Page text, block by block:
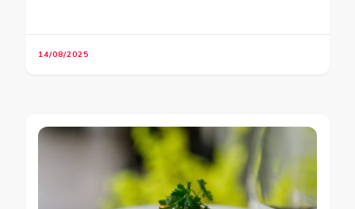
14/08/2025